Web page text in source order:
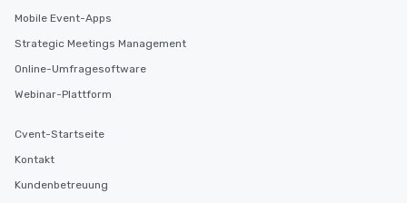
Mobile Event-Apps
Strategic Meetings Management
Online-Umfragesoftware
Webinar-Plattform
Cvent-Startseite
Kontakt
Kundenbetreuung